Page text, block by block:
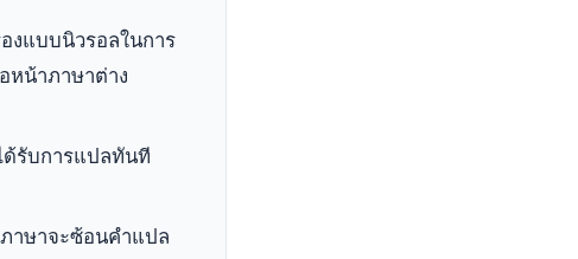
งแบบนิวรอลในการ
หน้าภาษาต่าง
รับการแปลทันที
าษาจะซ้อนคำแปล